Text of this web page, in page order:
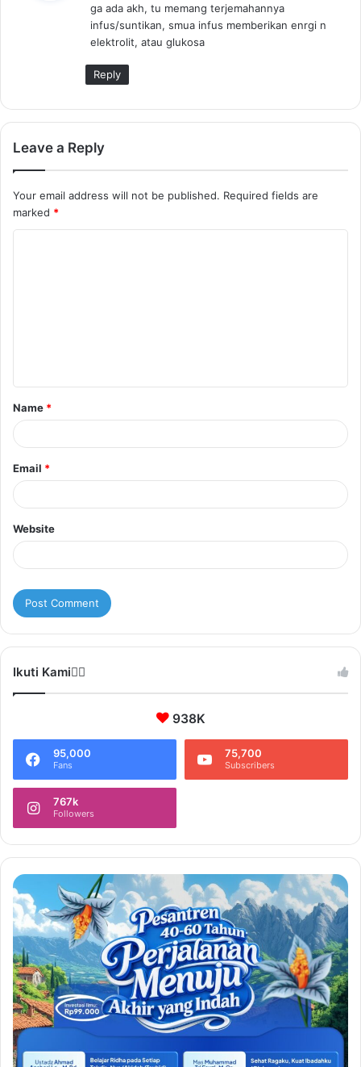
s
:
ga ada akh, tu memang terjemahannya
infus/suntikan, smua infus memberikan enrgi n
elektrolit, atau glukosa
Reply
Leave a Reply
Your email address will not be published. Required fields are
marked *
t
*
Name *
Email *
Website
Ikuti Kami❤️‍🔥
938K
95,000
Fans
75,700
Subscribers
767k
Followers